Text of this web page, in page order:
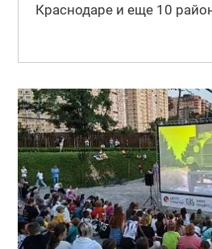
Краснодаре и еще 10